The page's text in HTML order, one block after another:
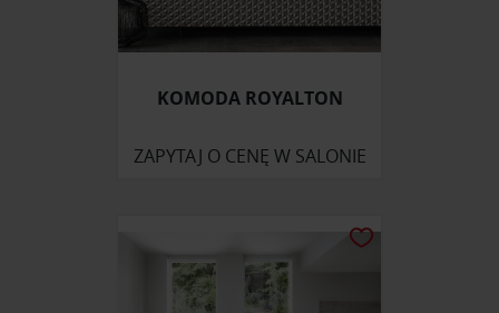
KOMODA ROYALTON
ZAPYTAJ O CENĘ W SALONIE